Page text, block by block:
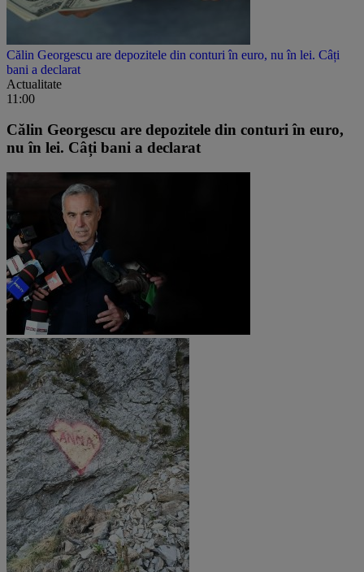
Călin Georgescu are depozitele din conturi în euro, nu în lei. Câți
bani a declarat
Actualitate
11:00
Călin Georgescu are depozitele din conturi în euro,
nu în lei. Câți bani a declarat